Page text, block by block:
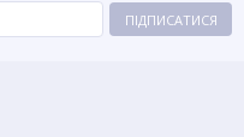
ПІДПИСАТИСЯ